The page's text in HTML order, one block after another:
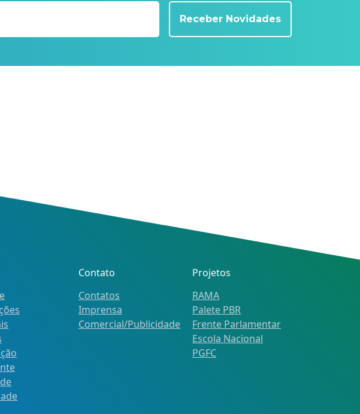
Receber Novidades
Contato
Contatos
Imprensa
Comercial/Publicidade
Projetos
RAMA
Palete PBR
Frente Parlamentar
Escola Nacional
PGFC